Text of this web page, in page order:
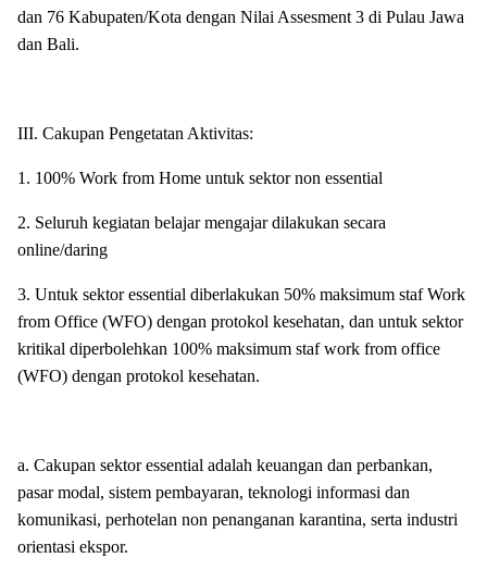
dan 76 Kabupaten/Kota dengan Nilai Assesment 3 di Pulau Jawa
dan Bali.
III. Cakupan Pengetatan Aktivitas:
1. 100% Work from Home untuk sektor non essential
2. Seluruh kegiatan belajar mengajar dilakukan secara
online/daring
3. Untuk sektor essential diberlakukan 50% maksimum staf Work
from Office (WFO) dengan protokol kesehatan, dan untuk sektor
kritikal diperbolehkan 100% maksimum staf work from office
(WFO) dengan protokol kesehatan.
a. Cakupan sektor essential adalah keuangan dan perbankan,
pasar modal, sistem pembayaran, teknologi informasi dan
komunikasi, perhotelan non penanganan karantina, serta industri
orientasi ekspor.